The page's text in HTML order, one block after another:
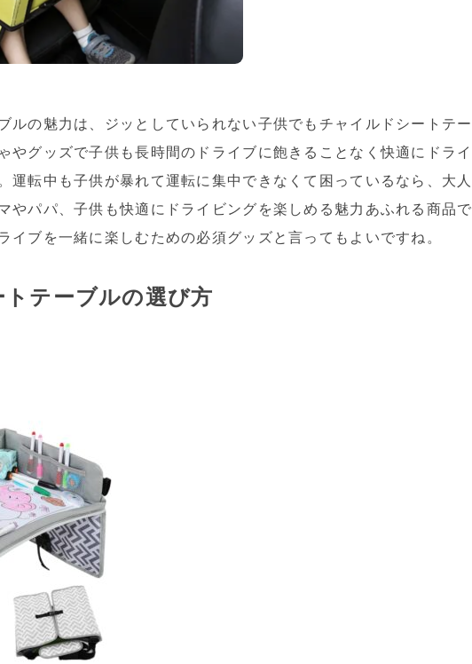
ルの魅力は、ジッとしていられない子供でもチャイルドシートテー
やグッズで子供も長時間のドライブに飽きることなく快適にドライ
運転中も子供が暴れて運転に集中できなくて困っているなら、大人
やパパ、子供も快適にドライビングを楽しめる魅力あふれる商品で
イブを一緒に楽しむための必須グッズと言ってもよいですね。
テーブルの選び方